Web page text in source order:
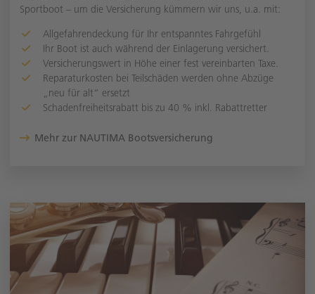
Sportboot – um die Versicherung kümmern wir uns, u.a. mit:
Allgefahrendeckung für Ihr entspanntes Fahrgefühl
Ihr Boot ist auch während der Einlagerung versichert.
Versicherungswert in Höhe einer fest vereinbarten Taxe.
Reparaturkosten bei Teilschäden werden ohne Abzüge
„neu für alt“ ersetzt
Schadenfreiheitsrabatt bis zu 40 % inkl. Rabattretter
Mehr zur NAUTIMA Bootsversicherung